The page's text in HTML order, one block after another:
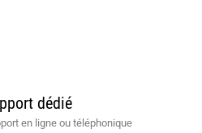
dédié
en ligne ou téléphonique